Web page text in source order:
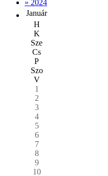
» 2024
Január
H
K
Sze
Cs
P
Szo
V
1
2
3
4
5
6
7
8
9
10